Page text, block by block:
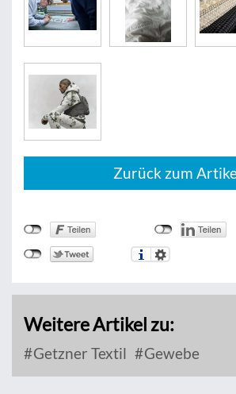
Zurück zum
Weitere Artikel zu:
Getzner Textil Gewebe